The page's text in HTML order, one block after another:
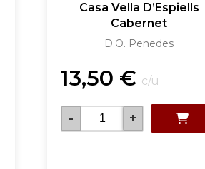
Casa Vella D’Espiells
Cabernet
D.O. Penedes
13,50 € c/u
- +